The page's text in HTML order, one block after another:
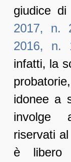
giudice
2017, n.
2016, n.
infatti, la
idonee a
involge
riservati
è libero